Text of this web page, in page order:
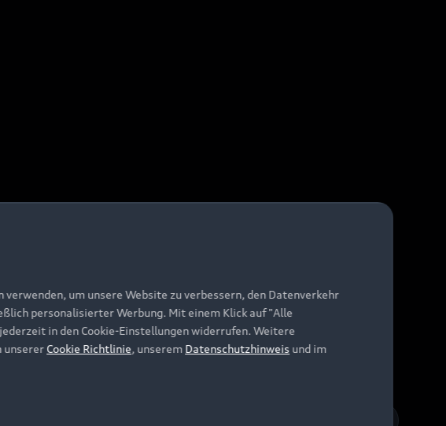
um unsere Website zu verbessern, den Datenverkehr
personalisierter Werbung. Mit einem Klick auf "Alle
in den Cookie-Einstellungen widerrufen. Weitere
unserer Cookie Richtlinie, unserem Datenschutzhinweis und im